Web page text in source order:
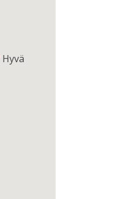
Hyvä